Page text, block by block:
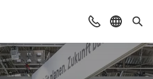
Beratung &
Sprache